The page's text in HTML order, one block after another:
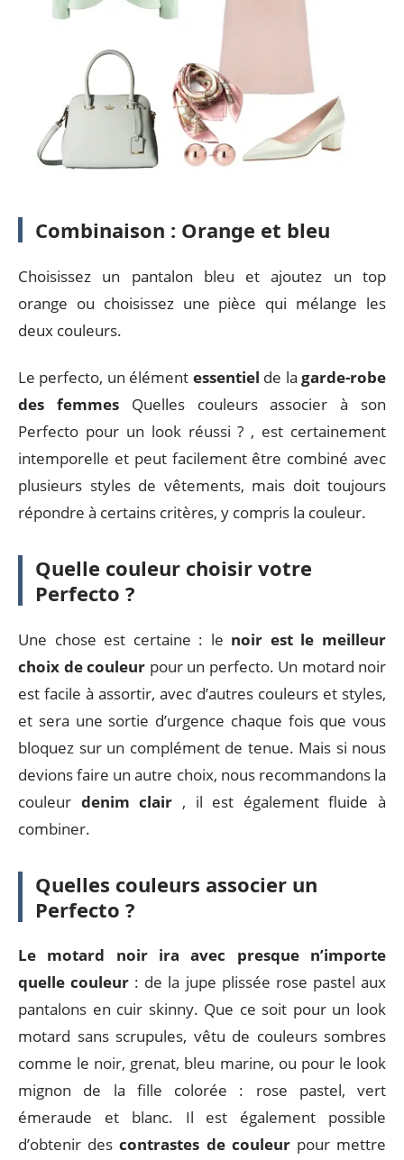
Combinaison : Orange et bleu
Choisissez un pantalon bleu et ajoutez un top
orange ou choisissez une pièce qui mélange les
deux couleurs.
Le perfecto, un élément essentiel de lagarde-robe
des femmesQuelles couleurs associer à son
Perfecto pour un look réussi ? , est certainement
intemporelle et peut facilement être combiné avec
plusieurs styles de vêtements, mais doit toujours
répondre à certains critères, y compris la couleur.
Quelle couleur choisir votre
Perfecto ?
Une chose est certaine : le noir est le meilleur
choix de couleur pour un perfecto. Un motard noir
est facile à assortir, avec d’autres couleurs et styles,
et sera une sortie d’urgence chaque fois que vous
bloquez sur un complément de tenue. Mais si nous
devions faire un autre choix, nous recommandons la
couleur denim clair , il est également fluide à
combiner.
Quelles couleurs associer un
Perfecto ?
Le motard noir ira avec presque n’importe
quelle couleur : de la jupe plissée rose pastel aux
pantalons en cuir skinny. Que ce soit pour un look
motard sans scrupules, vêtu de couleurs sombres
comme le noir, grenat, bleu marine, ou pour le look
mignon de la fille colorée : rose pastel, vert
émeraude et blanc. Il est également possible
d’obtenir descontrastes de couleur pour mettre